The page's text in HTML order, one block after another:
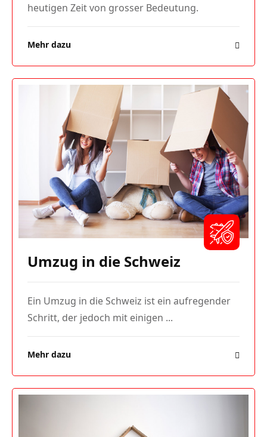
heutigen Zeit von grosser Bedeutung.
Mehr dazu
Umzug in die Schweiz
Ein Umzug in die Schweiz ist ein aufregender
Schritt, der jedoch mit einigen ...
Mehr dazu